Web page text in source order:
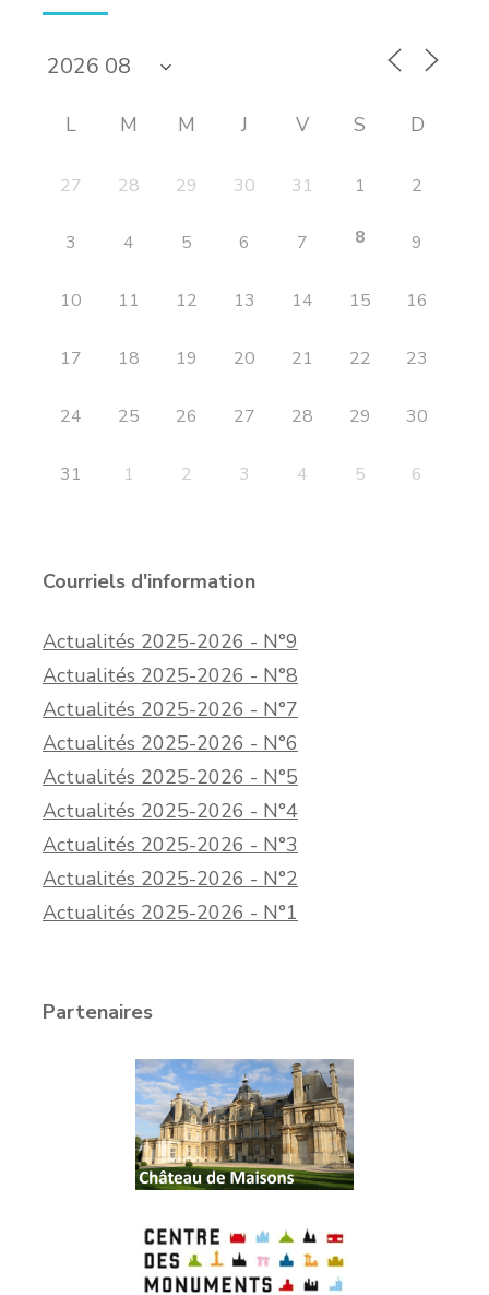
L M M J V S D
27 28 29 30 31 1 2
3 4 5 6 7 8 9
10 11 12 13 14 15 16
17 18 19 20 21 22 23
24 25 26 27 28 29 30
31 1 2 3 4 5 6
Courriels d'information
Actualités 2025-2026 - N°9
Actualités 2025-2026 - N°8
Actualités 2025-2026 - N°7
Actualités 2025-2026 - N°6
Actualités 2025-2026 - N°5
Actualités 2025-2026 - N°4
Actualités 2025-2026 - N°3
Actualités 2025-2026 - N°2
Actualités 2025-2026 - N°1
Partenaires